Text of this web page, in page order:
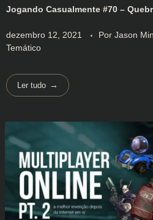
Jogando Casualmente #70 –
dezembro 12, 2021 Por Jason
Temático
Ler tudo